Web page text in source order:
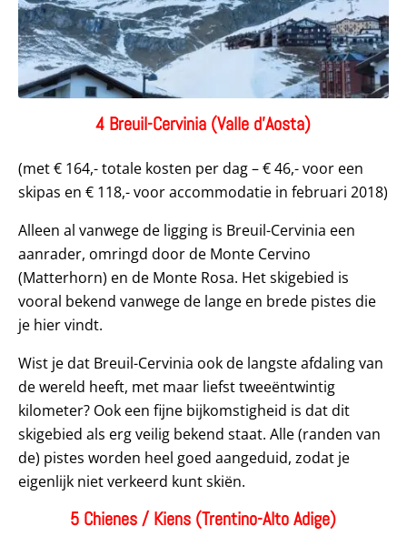
4 Breuil-Cervinia (Valle d’Aosta)
(met € 164,- totale kosten per dag – € 46,- voor een
skipas en € 118,- voor accommodatie in februari 2018)
Alleen al vanwege de ligging is Breuil-Cervinia een
aanrader, omringd door de Monte Cervino
(Matterhorn) en de Monte Rosa. Het skigebied is
vooral bekend vanwege de lange en brede pistes die
je hier vindt.
Wist je dat Breuil-Cervinia ook de langste afdaling van
de wereld heeft, met maar liefst tweeëntwintig
kilometer? Ook een fijne bijkomstigheid is dat dit
skigebied als erg veilig bekend staat. Alle (randen van
de) pistes worden heel goed aangeduid, zodat je
eigenlijk niet verkeerd kunt skiën.
5 Chienes / Kiens (Trentino-Alto Adige)